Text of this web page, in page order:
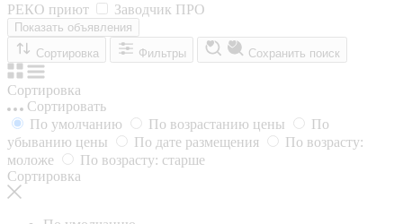
РЕКО приют
Заводчик ПРО
Показать объявления
Сортировка
Фильтры Сохранить поиск
Сортировка
Сортировать
По умолчанию
По возрастанию цены
По
убыванию цены
По дате размещения
По возрасту:
моложе
По возрасту: старше
Сортировка